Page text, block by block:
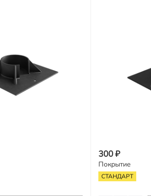
300 ₽
Покрытие
СТАНДАРТ